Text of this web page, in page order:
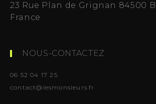
23 Rue Plan de Grignan 84500
France
NOUS-CONTACTEZ
06 52 04 17 25
contact@lesmonsieurs.fr